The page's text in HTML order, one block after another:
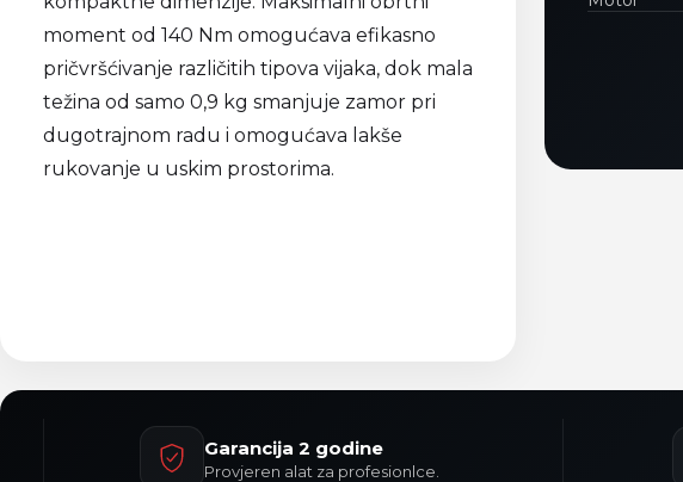
moment od 140 Nm omogućava efikasno
pričvršćivanje različitih tipova vijaka, dok mala
težina od samo 0,9 kg smanjuje zamor pri
dugotrajnom radu i omogućava lakše
rukovanje u uskim prostorima.
Garancija 2 godine
Provjeren alat za profesionlce.